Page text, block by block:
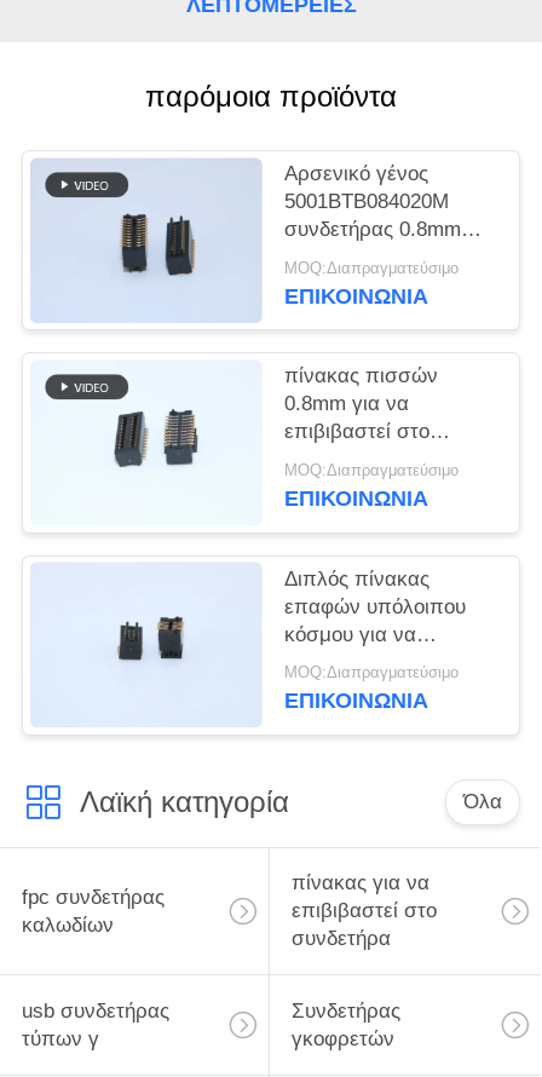
παρόμοια προϊόντα
Αρσενικό γένος
5001BTB084020M
συνδετήρας 0.8mm
πίσσα 4.0mm BTB
καρφίτσες Χ 2*10
MOQ:Διαπραγματεύσιμο
ΕΠΙΚΟΙΝΩΝΙΑ
πίνακας πισσών
0.8mm για να
επιβιβαστεί στο
θηλυκό τύπο 5001-
BTB0830-20F
MOQ:Διαπραγματεύσιμο
ΕΠΙΚΟΙΝΩΝΙΑ
Διπλός πίνακας
επαφών υπόλοιπου
κόσμου για να
επιβιβαστεί στον
αρσενικό τύπο
MOQ:Διαπραγματεύσιμο
ΕΠΙΚΟΙΝΩΝΙΑ
Λαϊκή κατηγορία Όλα
fpc συνδετήρας
καλωδίων
πίνακας για να
επιβιβαστεί στο
συνδετήρα
usb συνδετήρας
τύπων γ
Συνδετήρας
γκοφρετών